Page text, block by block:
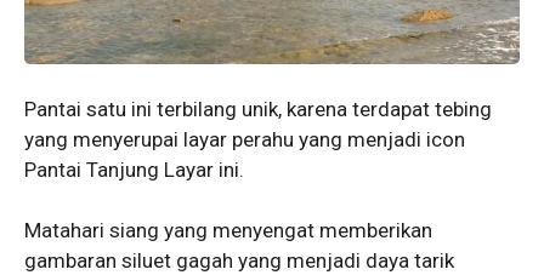
Pantai satu ini terbilang unik, karena terdapat tebing
yang menyerupai layar perahu yang menjadi icon
Pantai Tanjung Layar ini.
Matahari siang yang menyengat memberikan
gambaran siluet gagah yang menjadi daya tarik